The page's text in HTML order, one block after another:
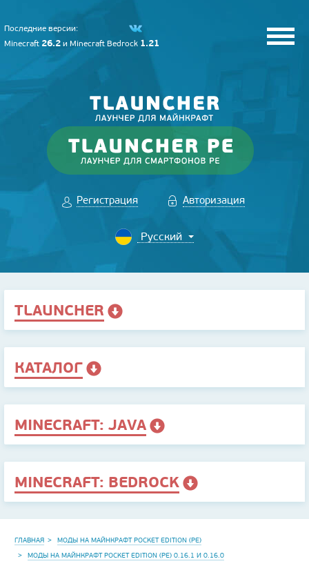
Последние версии:
Minecraft 26.2 и Minecraft Bedrock 1.21
Регистрация Авторизация
TLAUNCHER
КАТАЛОГ
MINECRAFT: JAVA
MINECRAFT: BEDROCK
ГЛАВНАЯ
МОДЫ НА МАЙНКРАФТ POCKET EDITION (PE)
МОДЫ НА МАЙНКРАФТ POCKET EDITION (PE) 0.16.1 И 0.16.0